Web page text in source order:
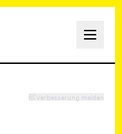
Verbesserung melden